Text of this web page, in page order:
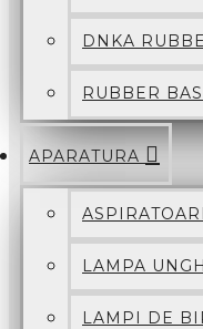
DNKA
RUBBER
APARATURA
LAMPA
LAMPI DE